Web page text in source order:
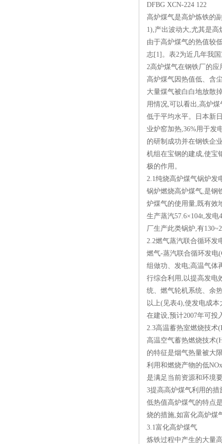
DFBG XCN-224 122
高炉煤气是高炉炼铁的
1),产出波动大,尤其是
由于高炉煤气的热值较
志[1]。表2为近几年我
2高炉煤气在钢铁厂的应
高炉煤气因热值低、含
大量煤气被白白地放散
用情况,可以看出,高炉
低于平均水平。日本新
业炉窑加热,36%用于发
的研制成功并在钢铁企
机组在宝钢的建成,使宝
极的作用。
2.1纯烧高炉煤气锅炉发
锅炉燃烧高炉煤气,是钢
炉煤气的使用量,既有效
生产蒸汽57.6×104t,发
厂生产此类锅炉,有
2.2燃气蒸汽联合循环发
燃气-蒸汽联合循环发电
组做功、发电;高温气体
行综合利用,以提高发电
统、燃气轮机系统、余
以上(见表4),使发电成
在建设,预计2007年可投
2.3高温蓄热室燃烧技术
高温空气蓄热燃烧技术
的特征是烟气热量被大
利用和燃烧产物的低
是满足当前资源和环境
3提高高炉煤气利用的措
低热值高炉煤气的特点
烧的措施,如富化高炉煤
3.1富化高炉煤气
炼铁过程中产生的大量